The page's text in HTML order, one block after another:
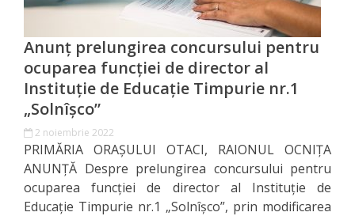
Grădinițe
Детский/
сад
№1
«Солнышко».
Anunț prelungirea concursului pentru
ocuparea funcţiei de director al
Instituţie de Educaţie Timpurie nr.1
„Solnîşco”
2 noiembrie 2022
PRIMĂRIA ORAŞULUI OTACI, RAIONUL OCNIŢA
ANUNŢĂ Despre prelungirea concursului pentru
ocuparea funcţiei de director al Instituţie de
Educaţie Timpurie nr.1 „Solnîşco”, prin modificarea